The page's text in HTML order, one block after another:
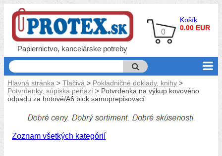
Papiernictvo, kancelárske potreby
Košík
0.00 EUR
0
Hlavná stránka >Tlačivá > Pokladničné doklady, knihy >
Potvrdenky, súpiska peňazí > Potvrdenka na výkup kovového
odpadu za hotové/A6 blok samoprepisovací
Zoznam všetkých kategórií